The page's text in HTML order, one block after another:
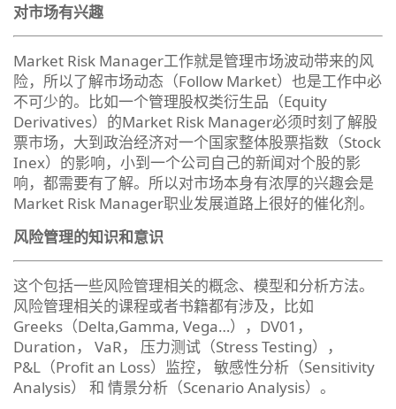
对市场有兴趣
Market Risk Manager工作就是管理市场波动带来的风
险，所以了解市场动态（Follow Market）也是工作中必
不可少的。比如一个管理股权类衍生品（Equity
Derivatives）的Market Risk Manager必须时刻了解股
票市场，大到政治经济对一个国家整体股票指数（Stock
Inex）的影响，小到一个公司自己的新闻对个股的影
响，都需要有了解。所以对市场本身有浓厚的兴趣会是
Market Risk Manager职业发展道路上很好的催化剂。
风险管理的知识和意识
这个包括一些风险管理相关的概念、模型和分析方法。
风险管理相关的课程或者书籍都有涉及，比如
Greeks（Delta,Gamma, Vega…），DV01，
Duration， VaR， 压力测试（Stress Testing），
P&L（Profit an Loss）监控， 敏感性分析（Sensitivity
Analysis） 和 情景分析（Scenario Analysis）。